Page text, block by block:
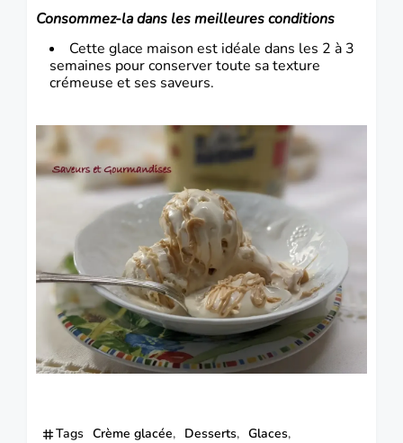
Consommez-la dans les meilleures conditions
Cette glace maison est idéale dans les 2 à 3
semaines pour conserver toute sa texture
crémeuse et ses saveurs.
Tags Crème glacée Desserts
Glaces